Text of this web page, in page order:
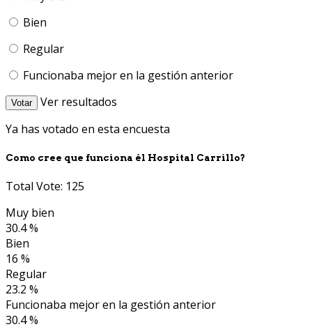
Bien
Regular
Funcionaba mejor en la gestión anterior
Votar
Ver resultados
Ya has votado en esta encuesta
Como cree que funciona él Hospital Carrillo?
Total Vote: 125
Muy bien
30.4 %
Bien
16 %
Regular
23.2 %
Funcionaba mejor en la gestión anterior
30.4 %